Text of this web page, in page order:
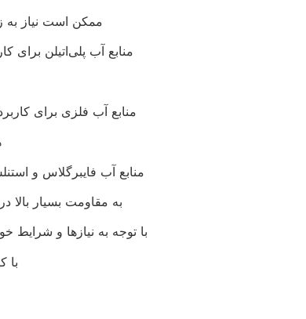
ممکن است نیاز
منابع آب پلی‌اتیلن
منابع آب فلزی برای
منابع آب فایبرگلاس و
به مقاومت بسیار
با توجه به نیازها و شرایط
با